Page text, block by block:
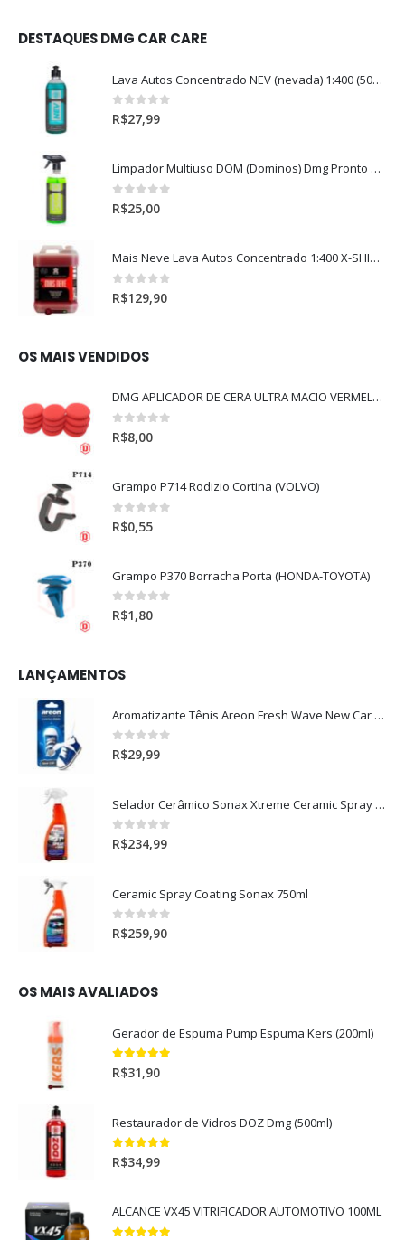
DESTAQUES DMG CAR CARE
Lava Autos Concentrado NEV (nevada) 1:400 (500ml)
0out of 5
R$27,99
Limpador Multiuso DOM (Dominos) Dmg Pronto P/Uso (500ml)
0out of 5
R$25,00
Mais Neve Lava Autos Concentrado 1:400 X-SHINE 5Litros
0out of 5
R$129,90
OS MAIS VENDIDOS
DMG APLICADOR DE CERA ULTRA MACIO VERMELHO l
0out of 5
R$8,00
Grampo P714 Rodizio Cortina (VOLVO)
0 out of 5
R$0,55
Grampo P370 Borracha Porta (HONDA-TOYOTA)
0out of 5
R$1,80
LANÇAMENTOS
Aromatizante Tênis Areon Fresh Wave New Car / Carro Novo
0out of 5
R$29,99
Selador Cerâmico Sonax Xtreme Ceramic Spray + Seal (750ml)
0out of 5
R$234,99
Ceramic Spray Coating Sonax 750ml
0out of 5
R$259,90
OS MAIS AVALIADOS
Gerador de Espuma Pump Espuma Kers (200ml)
5.00 out of 5
R$31,90
Restaurador de Vidros DOZ Dmg (500ml)
5.00out of 5
R$34,99
ALCANCE VX45 VITRIFICADOR AUTOMOTIVO 100ML